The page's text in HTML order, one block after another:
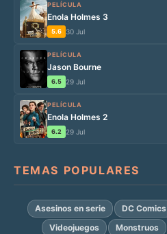
PELÍCULA
Enola Holmes 3
5.6 30 Jul
PELÍCULA
Jason Bourne
6.5 29 Jul
PELÍCULA
Enola Holmes 2
6.2 29 Jul
TEMAS POPULARES
Asesinos en serie DC Comics
Videojuegos
Monstruos